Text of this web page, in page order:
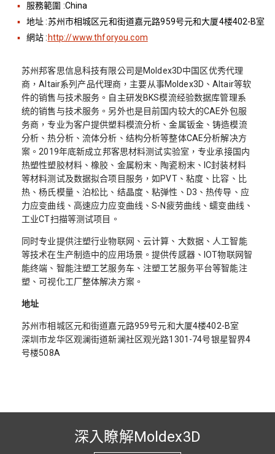
服務範圍 :China
地址 :苏州市相城区元和街道嘉元路959号元和大厦4楼402-B室
網站 : http://www.thforyou.com
苏州邦客思信息科技有限公司是Moldex3D中国区优秀代理
商，Altair系列产品代理商，主要从事Moldex3D、Altair等软
件的销售与技术服务。自主研发BKS模流经验数据库管理系
统的销售与技术服务。另外也是目前国内较大的CAE外包服
务商，专业为客户提供塑料模流分析、金属钣金、铸造模流
分析、热分析、流体分析、结构分析等整体CAE分析解决方
案。2019年底新成立邦客思材料测试实验室，专业承接国内
热塑性塑胶材料、橡胶、金属粉末、陶瓷粉末、IC封装材料
等材料测试及数据拟合项目服务，如PVT、粘度、比容、比
热、杨氏模量、泊松比、结晶度、粘弹性、D3、热传导、应
力应变曲线、高速应力应变曲线、S-N疲劳曲线、蠕变曲线、
工业CT扫描等测试项目。
同时专业提供注塑行业物联网、云计算、大数据、人工智能
等技术在生产制造中的应用场景。提供传感器、IOT物联网智
能终端、智能注塑工艺服务车、注塑工艺服务平台等智能注
塑、可视化工厂整体解决方案。
地址
苏州市相城区元和街道嘉元路959号元和大厦4楼402-B室
深圳市龙华区观澜街道新澜社区观光路1301-74号银星智界4
号楼508A
深入瞭解Moldex3D